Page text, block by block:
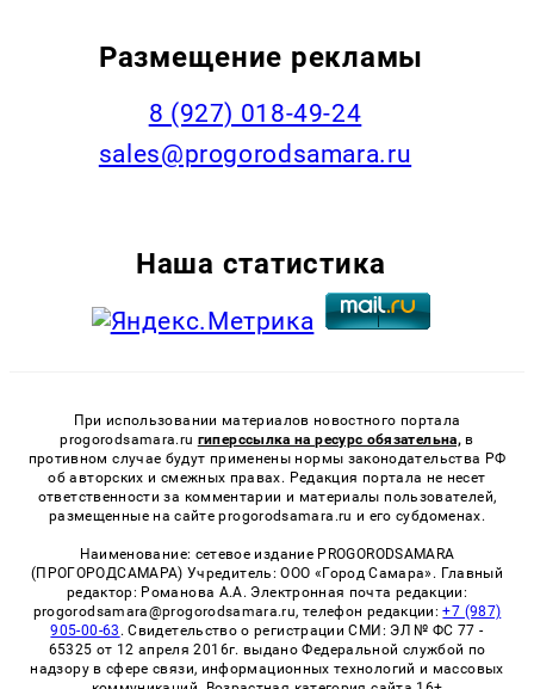
Размещение рекламы
8 (927) 018-49-24
sales@progorodsamara.ru
Наша статистика
При использовании материалов новостного портала
progorodsamara.ru гиперссылка на ресурс обязательна, в
противном случае будут применены нормы законодательства РФ
об авторских и смежных правах. Редакция портала не несет
ответственности за комментарии и материалы пользователей,
размещенные на сайте progorodsamara.ru и его субдоменах.
Наименование: сетевое издание PROGORODSAMARA
(ПРОГОРОДСАМАРА) Учредитель: ООО «Город Самара». Главный
редактор: Романова А.А. Электронная почта редакции:
progorodsamara@progorodsamara.ru, телефон редакции:+7 (987)
905-00-63 . Свидетельство о регистрации СМИ: ЭЛ № ФС 77 -
65325 от 12 апреля 2016г. выдано Федеральной службой по
надзору в сфере связи, информационных технологий и массовых